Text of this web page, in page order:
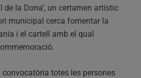
la Dona’, un certamen artístic
municipal cerca fomentar la
i el cartell amb el qual
totes les persones